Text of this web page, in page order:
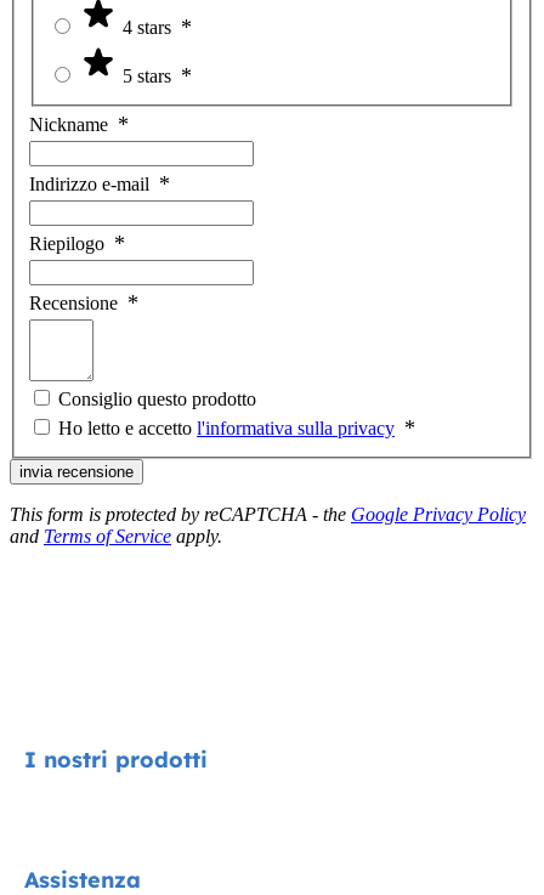
4 stars
5 stars
Nickname
Indirizzo e-mail
Riepilogo
Recensione
Consiglio questo prodotto
Ho letto e accetto l'informativa sulla privacy
invia recensione
This form is protected by reCAPTCHA - the Google Privacy Policy
and Terms of Service apply.
I nostri prodotti
Assistenza